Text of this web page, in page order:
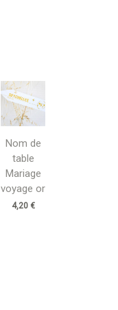
Nom de
table
Mariage
voyage or
4,20 €